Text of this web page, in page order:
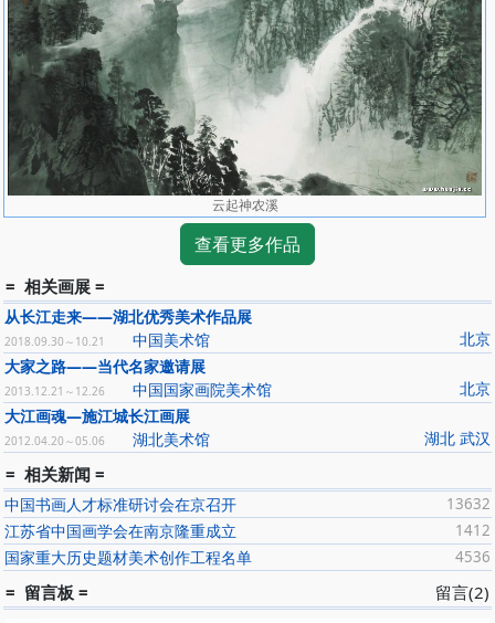
云起神农溪
查看更多作品
= 相关画展 =
从长江走来——湖北优秀美术作品展
北京
2018.09.30～10.21
中国美术馆
大家之路――当代名家邀请展
北京
2013.12.21～12.26
中国国家画院美术馆
大江画魂—施江城长江画展
湖北 武汉
2012.04.20～05.06 湖北美术馆
= 相关新闻 =
13632
中国书画人才标准研讨会在京召开
1412
江苏省中国画学会在南京隆重成立
4536
国家重大历史题材美术创作工程名单
留言(2)
= 留言板 =